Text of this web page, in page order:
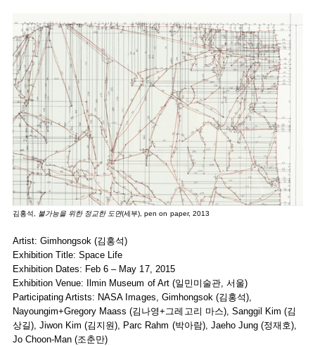
김홍석, 불가능을 위한 정교한 도면(세부), pen on paper, 2013
Artist: Gimhongsok (김홍석)
Exhibition Title: Space Life
Exhibition Dates: Feb 6 – May 17, 2015
Exhibition Venue: Ilmin Museum of Art (일민미술관, 서울)
Participating Artists: NASA Images, Gimhongsok (김홍석),
Nayoungim+Gregory Maass (김나영+그레고리 마스), Sanggil Kim (김
상길), Jiwon Kim (김지원), Parc Rahm (박아람), Jaeho Jung (정재호),
Jo Choon-Man (조춘만)